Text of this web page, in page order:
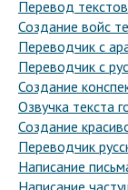
Перевод текстов
Создание войс
Переводчик с
Переводчик с
Создание
Озвучка текста
Создание
Переводчик
Написание